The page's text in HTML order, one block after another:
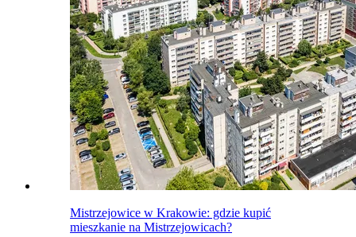
Mistrzejowice w Krakowie: gdzie kupić
mieszkanie na Mistrzejowicach?